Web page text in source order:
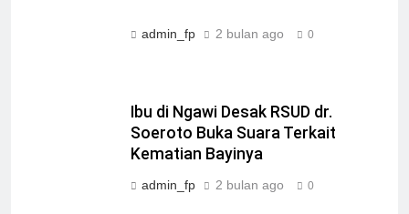
admin_fp 2 bulan ago 0
Ibu di Ngawi Desak RSUD dr.
Soeroto Buka Suara Terkait
Kematian Bayinya
admin_fp 2 bulan ago 0